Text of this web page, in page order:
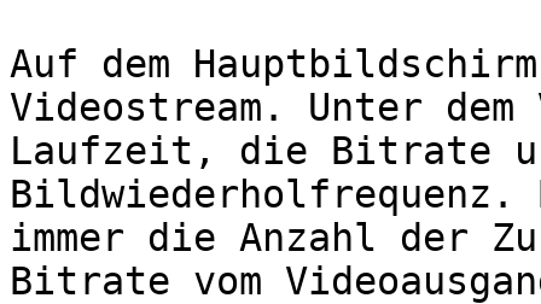
Auf dem
Videostream. Unter
Laufzeit, die Bitrate
immer die Anzahl der
Bitrate vom